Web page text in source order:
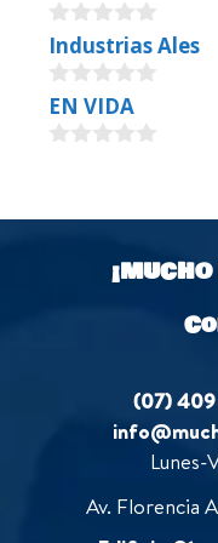
0
o
u
t
o
f
Industrias Ales
0
o
u
5
EN VIDA
t
(07) 409
Lunes-
Av. Florencia